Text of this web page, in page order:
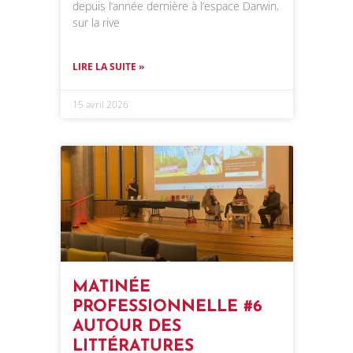
depuis l’année dernière à l’espace Darwin,
sur la rive
LIRE LA SUITE »
15 avril 2026
MATINÉE
PROFESSIONNELLE #6
AUTOUR DES
LITTÉRATURES